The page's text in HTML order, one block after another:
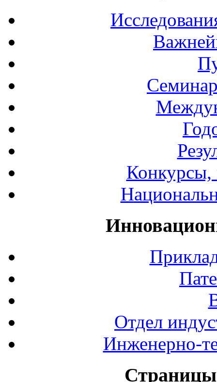
Конкурсы,
Отдел
Инженерно-
Страницы